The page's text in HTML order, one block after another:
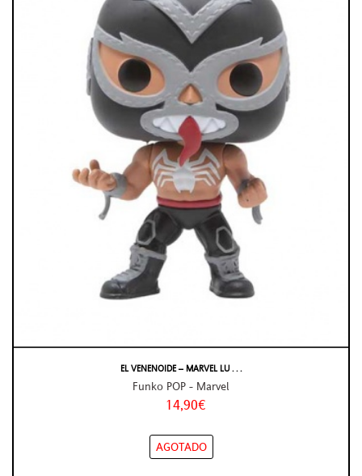
EL VENENOIDE – MARVEL LU . . .
Funko POP - Marvel
14,90€
AGOTADO